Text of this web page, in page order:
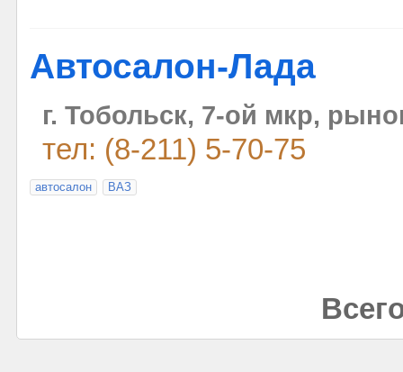
Автосалон-Лада
г. Тобольск, 7-ой мкр,
тел: (8-211) 5-70-75
автосалон ВАЗ